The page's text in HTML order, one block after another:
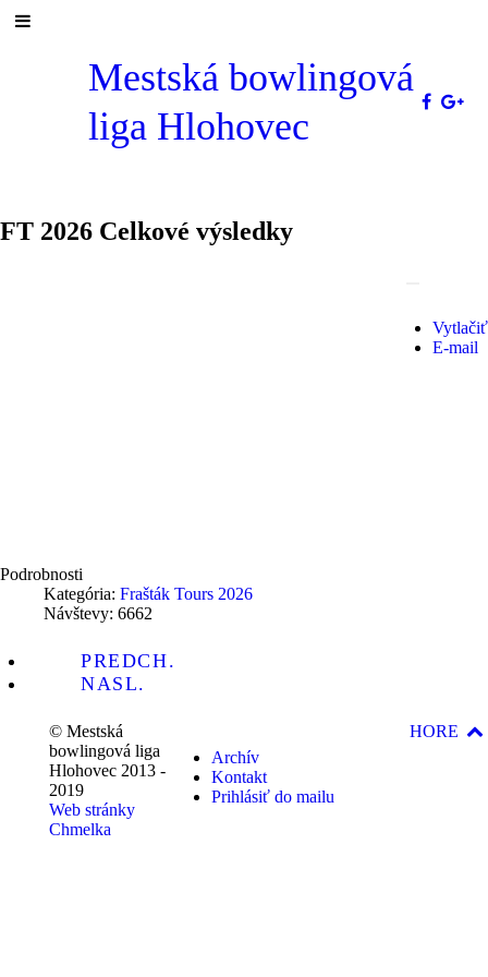
Mestská bowlingová
liga Hlohovec
FT 2026 Celkové výsledky
Vytlačiť
E-mail
Podrobnosti
Kategória: Frašták Tours 2026
Návštevy: 6662
PREDCH.
NASL.
© Mestská
bowlingová liga
Hlohovec 2013 -
2019
Web stránky
Chmelka
Archív
Kontakt
Prihlásiť do mailu
HORE